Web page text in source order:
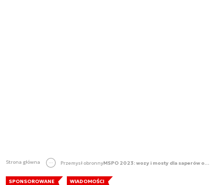
Strona główna Przemysł obronny MSPO 2023: wozy i mosty dla saperów oraz cyfrowe szkolenie z Gliwic
SPONSOROWANE WIADOMOŚCI